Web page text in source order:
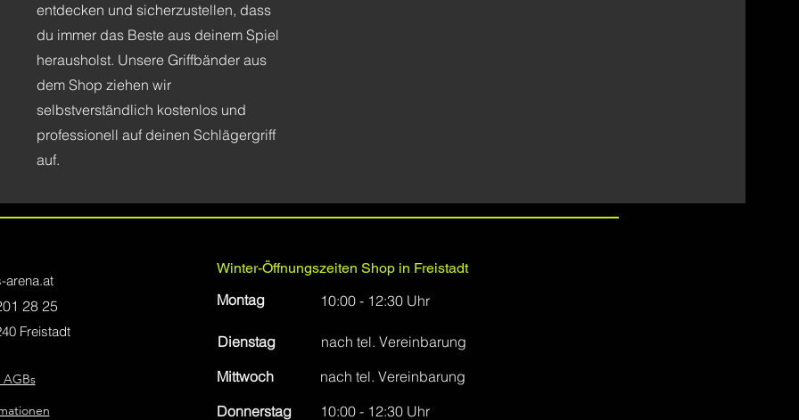
entdecken und sicherzustellen, dass
du immer das Beste aus deinem Spiel
herausholst. Unsere Griffbänder aus
dem Shop ziehen wir
selbstverständlich kostenlos und
professionell auf deinen Schlägergriff
auf.
arena.at
28 25
Freistadt
Winter-Öffnungszeiten Shop in Freistadt
Montag 10:00 - 12:30 Uhr
Dienstag
nach tel. Vereinbarung
Mittwoch
nach tel. Vereinbarung
Donnerstag
10:00 - 12:30 Uhr